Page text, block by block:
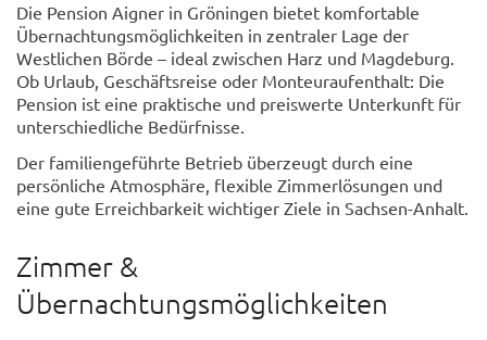
Die Pension Aigner in Gröningen bietet komfortable
Übernachtungsmöglichkeiten in zentraler Lage der
Westlichen Börde – ideal zwischen Harz und Magdeburg.
Ob Urlaub, Geschäftsreise oder Monteuraufenthalt: Die
Pension ist eine praktische und preiswerte Unterkunft für
unterschiedliche Bedürfnisse.
Der familiengeführte Betrieb überzeugt durch eine
persönliche Atmosphäre, flexible Zimmerlösungen und
eine gute Erreichbarkeit wichtiger Ziele in Sachsen-Anhalt.
Zimmer &
Übernachtungsmöglichkeiten